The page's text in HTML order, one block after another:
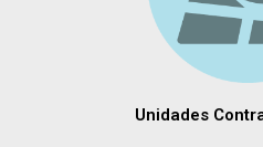
Unidades